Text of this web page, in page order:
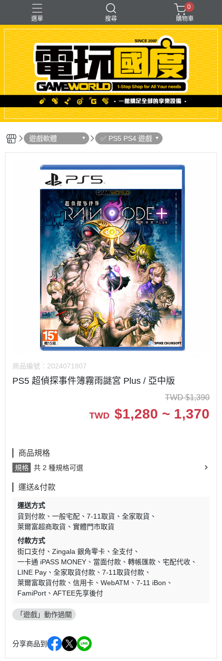
選單 搜尋
「遊戲」多人同樂 【PS＋PC用】賽模
〖直驅式〗基座
F1形式
支架【可收折】
0
購物車
遊戲軟體 ✅ PS5 PS4 遊戲
商品編號： 2024071807
PS5 超偵探事件簿霧雨謎宮 Plus / 亞中版
TWD $1,390
TWD $1,280 ~ 1,370
商品規格
規格 共 2 種規格可選
運送&付款
運送方式
貨到付款
一般宅配 7-11取貨
全家取貨
萊爾富超商取貨
實體門市取貨
付款方式
街口支付
Zingala 銀角零卡
全支付
一卡通 iPASS MONEY
當面付款 轉帳匯款
宅配代收
LINE Pay
全家取貨付款
7-11取貨付款
萊爾富取貨付款
信用卡 WebATM
7-11 iBon
FamiPort
AFTEE先享後付
「遊戲」動作過關
分享商品到